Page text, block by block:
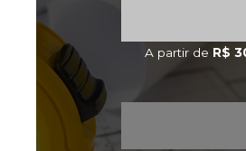
A partir de R$